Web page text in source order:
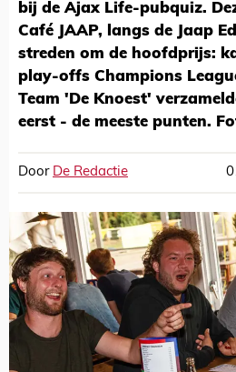
bij de Ajax Life-pubquiz.
Café JAAP, langs de Jaap
streden om de hoofdprijs:
play-offs Champions
Team 'De Knoest'
eerst - de meeste punten.
Door De Redactie